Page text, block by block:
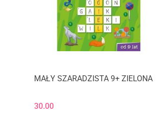
MAŁY SZARADZISTA 9+ ZIELONA
30.00